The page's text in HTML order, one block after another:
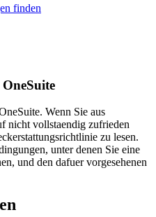
finden
Wenn Sie aus
nicht vollstaendig zufrieden
zu lesen.
unter denen Sie eine
und den dafuer vorgesehenen